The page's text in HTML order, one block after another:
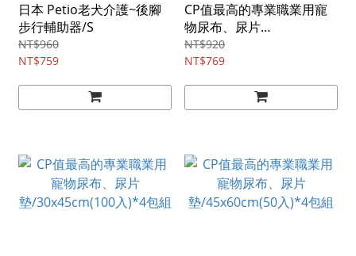
日本 Petio老犬介護~後腳
步行輔助器/S
NT$960
NT$759
CP值最高的專業職業用寵
物尿布、尿片
墊/60x90cm(25入)*4包組
NT$920
NT$769